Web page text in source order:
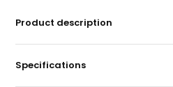
Product description
Specifications